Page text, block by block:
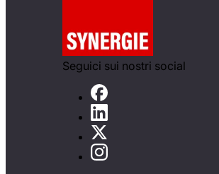
Seguici sui nostri social